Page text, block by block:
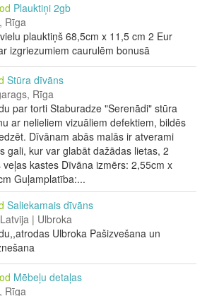
Plauktiņi 2gb
Rīga
plauktiņš 68,5cm x 11,5 cm 2 Eur
izgriezumiem caurulēm bonusā
Stūra dīvāns
Rīga
par torti Staburadze "Serenādi" stūra
ar nelieliem vizuāliem defektiem, bildēs
Dīvānam abās malās ir atverami
gali, kur var glabāt dažādas lietas, 2
veļas kastes Dīvāna izmērs: 2,55cm x
Guļamplatība:...
Saliekamais dīvāns
| Ulbroka
Ulbroka Pašizvešana un
Mēbeļu detaļas
Rīga